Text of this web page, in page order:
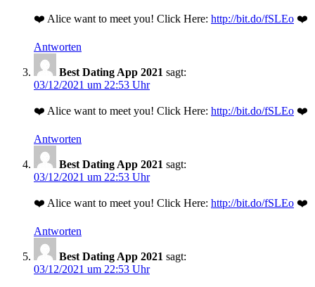
❤️ Alice want to meet you! Click Here: http://bit.do/fSLEo ❤️
Antworten
Best Dating App 2021 sagt:
03/12/2021 um 22:53 Uhr
❤️ Alice want to meet you! Click Here: http://bit.do/fSLEo ❤️
Antworten
Best Dating App 2021 sagt:
03/12/2021 um 22:53 Uhr
❤️ Alice want to meet you! Click Here: http://bit.do/fSLEo ❤️
Antworten
Best Dating App 2021 sagt:
03/12/2021 um 22:53 Uhr